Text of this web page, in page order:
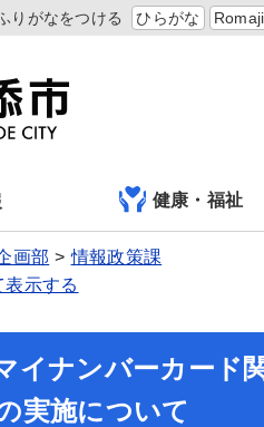
りがなをつける ひらがな Romaji
健康・福祉
画部
情報政策課
表示する
イナンバーカード
実施について